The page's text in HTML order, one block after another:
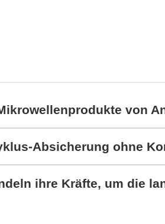
von
Absicherung ohne
ihre Kräfte, um die